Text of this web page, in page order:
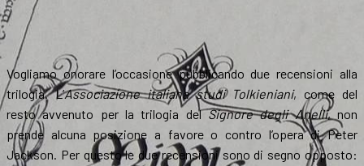
Vogliamo onorare l’occasione pubblicando due recensioni alla
trilogia. L’Associazione italiana studi Tolkieniani, come del
resto avvenuto per la trilogia delSignore degli Anelli, non
prende alcuna posizione a favore o contro l’opera di Peter
Jackson. Per questo le due recensioni sono di segno opposto: